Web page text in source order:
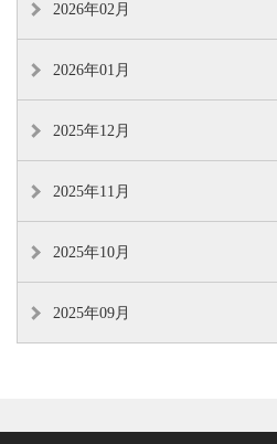
2026年02月
2026年01月
2025年12月
2025年11月
2025年10月
2025年09月